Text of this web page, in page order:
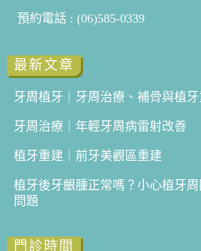
預約電話 : (06)585-0339
最新文章
牙周植牙｜牙周治療、補骨與植
牙周治療｜年輕牙周病雷射改善
植牙重建｜前牙美觀區重建
植牙後牙齦腫正常嗎？小心植牙
問題
門診時間